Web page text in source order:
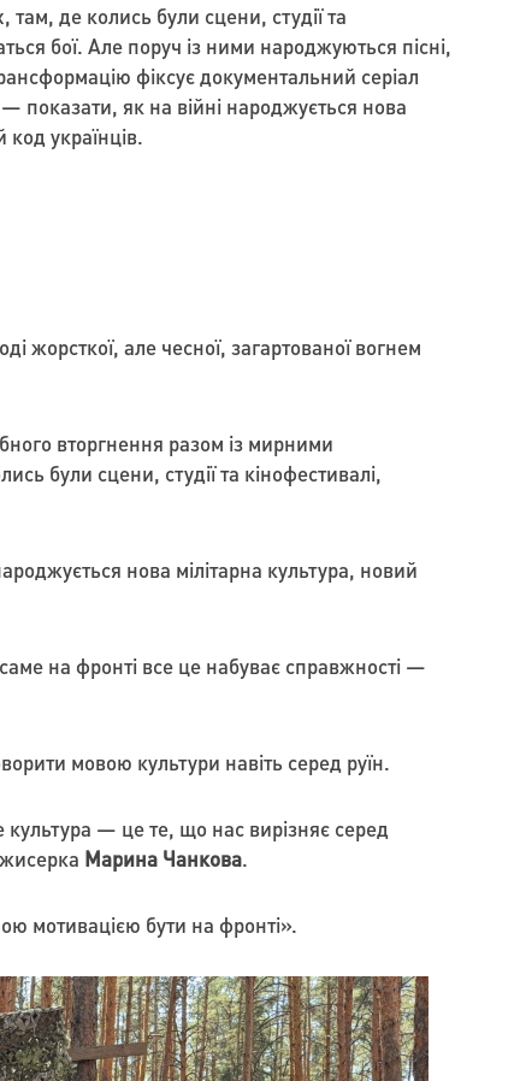
там, де колись були сцени, студії та
бої. Але поруч із ними народжуються пісні,
фіксує документальний серіал
показати, як на війні народжується нова
код українців.
але чесної, загартованої вогнем
вторгнення разом із мирними
були сцени, студії та кінофестивалі,
нова мілітарна культура, новий
на фронті все це набуває справжності —
мовою культури навіть серед руїн.
— це те, що нас вирізняє серед
Марина Чанкова.
мотивацією бути на фронті».